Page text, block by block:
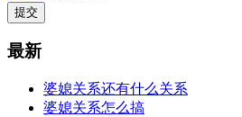
提交
最新
婆媳关系还有什么关系
婆媳关系怎么搞